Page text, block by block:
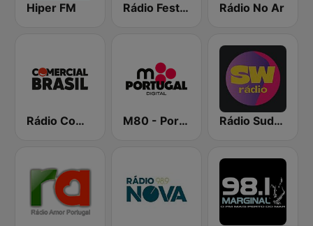
Hiper FM Rádio Festival Rádio No Ar
Rádio Comercial Made in Brasil M80 - Portugal Rádio Sudoeste